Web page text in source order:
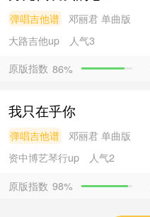
弹唱吉他谱 邓丽君 单曲版
大路吉他up
人气3
原版指数 86%
我只在乎你
弹唱吉他谱 邓丽君 单曲版
资中博艺琴行up
人气2
原版指数 98%